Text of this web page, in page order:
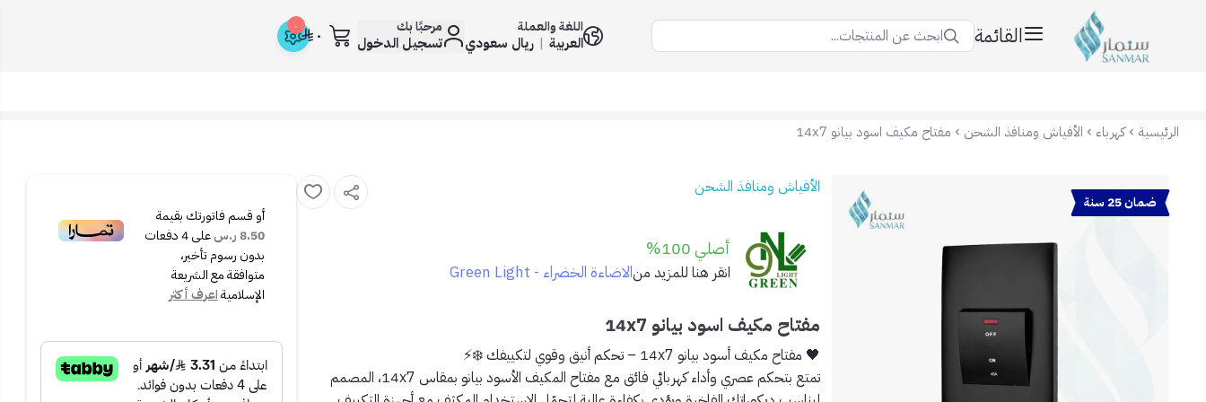
القائمة ابحث عن المنتجات... اللغة والعملة
العربية | ريال سعودي
مرحبًا بك
تسجيل الدخول
٠ ٠
الرئيسية كهرباء الأفياش ومنافذ الشحن مفتاح مكيف اسود بيانو 14x7
ضمان 25 سنة
الأفياش ومنافذ الشحن
أصلي 100%
انقر هنا للمزيد منالاضاءة الخضراء - Green Light
مفتاح مكيف اسود بيانو 14x7
🖤 مفتاح مكيف أسود بيانو 14x7 – تحكم أنيق وقوي لتكييفك ❄️⚡
تمتع بتحكم عصري وأداء كهربائي فائق مع مفتاح المكيف الأسود بيانو
بمقاس 14x7، المصمم
أو قسم فاتورتك بقيمة
8.50 ر.س
على4دفعات
بدون رسوم تأخير،
متوافقة مع الشريعة
الإسلاميةاعرف أكثر